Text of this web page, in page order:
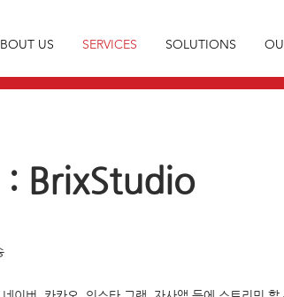
US SERVICES SOLUTIONS
BrixStudio